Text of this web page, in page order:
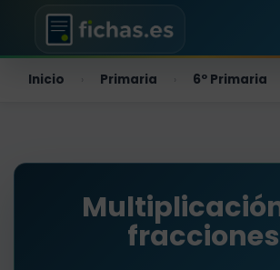
Inicio Primaria 6º Primaria
fracciones